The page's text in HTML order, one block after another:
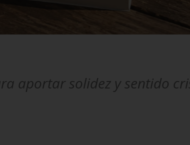
aportar solidez y sentido